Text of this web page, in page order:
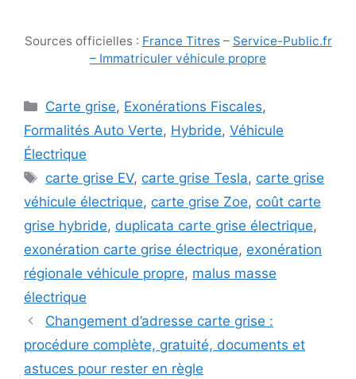
Sources officielles : France Titres– Service-Public.fr
– Immatriculer véhicule propre
Catégories
Carte grise, Exonérations Fiscales,
Formalités Auto Verte, Hybride, Véhicule
Électrique
Étiquettes
carte grise EV, carte grise Tesla, carte grise
véhicule électrique, carte grise Zoe, coût carte
grise hybride, duplicata carte grise électrique,
exonération carte grise électrique, exonération
régionale véhicule propre, malus masse
électrique
Changement d’adresse carte grise :
procédure complète, gratuité, documents et
astuces pour rester en règle